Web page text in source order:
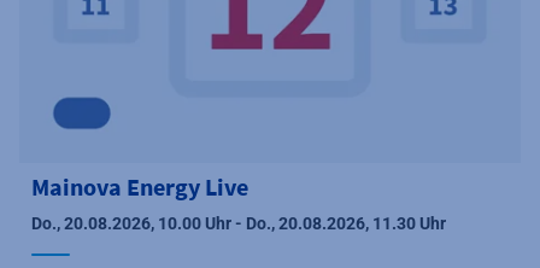
Mainova Energy Live
Do., 20.08.2026, 10.00 Uhr - Do., 20.08.2026, 11.30 Uhr